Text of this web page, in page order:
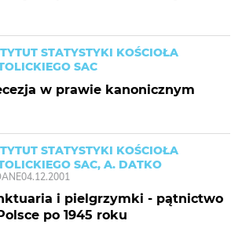
STATYSTYKI KOŚCIOŁA
SAC
w prawie kanonicznym
STATYSTYKI KOŚCIOŁA
SAC, A. DATKO
04.12.2001
i pielgrzymki - pątnictwo
po 1945 roku